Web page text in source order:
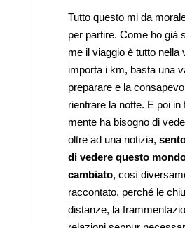
Tutto questo mi da
per partire. Come ho già
me il viaggio è tutto nella
importa i km, basta una
preparare e la
rientrare la notte. E poi in
mente ha bisogno di
oltre ad una notizia,
di vedere questo
cambiato, così
raccontato, perché le
distanze, la